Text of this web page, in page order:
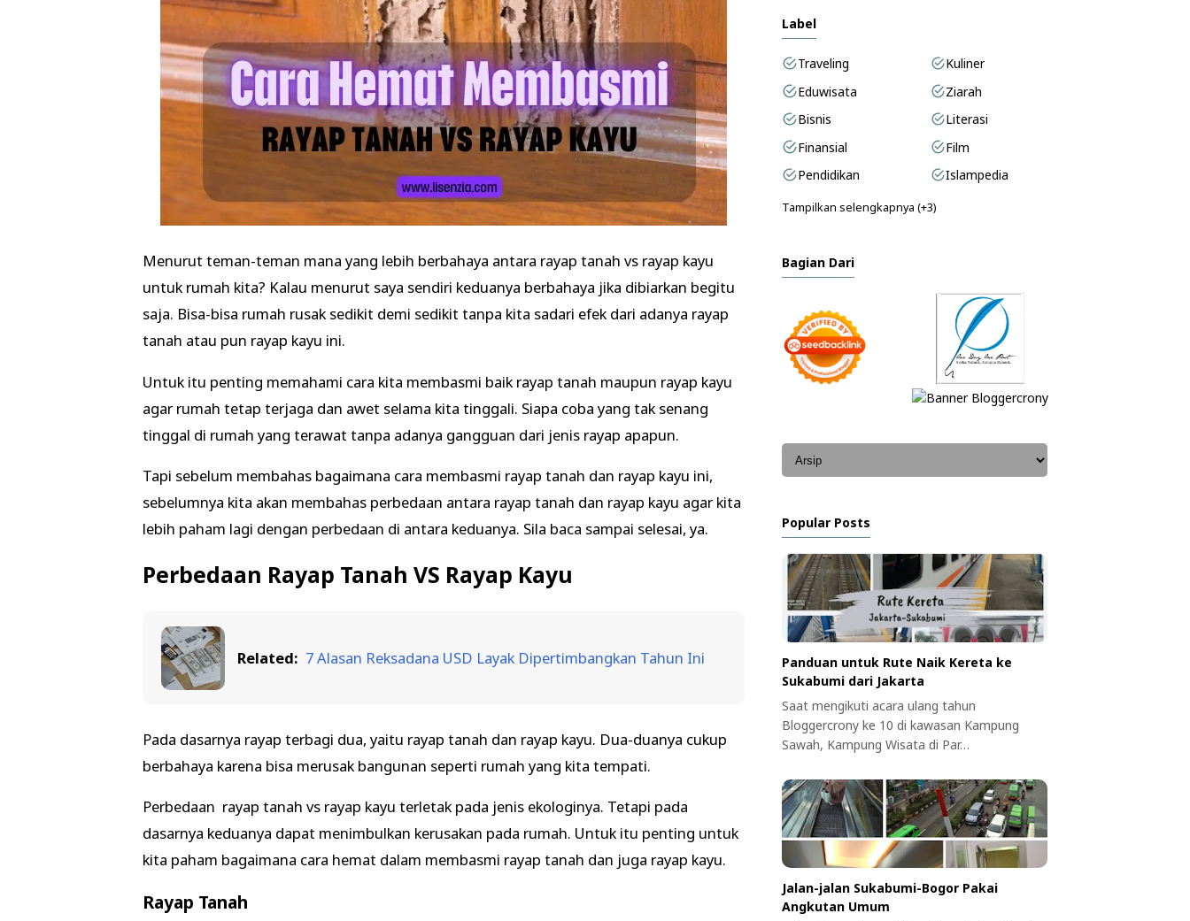
Menurut teman-teman mana yang lebih berbahaya antara rayap tanah vs rayap kayu
untuk rumah kita? Kalau menurut saya sendiri keduanya berbahaya jika dibiarkan begitu
saja. Bisa-bisa rumah rusak sedikit demi sedikit tanpa kita sadari efek dari adanya rayap
tanah atau pun rayap kayu ini.
Untuk itu penting memahami cara kita membasmi baik rayap tanah maupun rayap kayu
agar rumah tetap terjaga dan awet selama kita tinggali. Siapa coba yang tak senang
tinggal di rumah yang terawat tanpa adanya gangguan dari jenis rayap apapun.
Tapi sebelum membahas bagaimana cara membasmi rayap tanah dan rayap kayu ini,
sebelumnya kita akan membahas perbedaan antara rayap tanah dan rayap kayu agar kita
lebih paham lagi dengan perbedaan di antara keduanya. Sila baca sampai selesai, ya.
Perbedaan Rayap Tanah VS Rayap Kayu
Related: 7 Alasan Reksadana USD Layak Dipertimbangkan Tahun Ini
Pada dasarnya rayap terbagi dua, yaitu rayap tanah dan rayap kayu. Dua-duanya cukup
berbahaya karena bisa merusak bangunan seperti rumah yang kita tempati.
Perbedaan rayap tanah vs rayap kayu terletak pada jenis ekologinya. Tetapi pada
dasarnya keduanya dapat menimbulkan kerusakan pada rumah. Untuk itu penting untuk
kita paham bagaimana cara hemat dalam membasmi rayap tanah dan juga rayap kayu.
Rayap Tanah
Label
Traveling
Kuliner
Eduwisata
Ziarah
Bisnis
Literasi
Finansial
Film
Pendidikan
Islampedia
Tampilkan selengkapnya (+3)
Bagian Dari
Popular Posts
Panduan untuk Rute Naik Kereta ke
Sukabumi dari Jakarta
Saat mengikuti acara ulang tahun
Bloggercrony ke 10 di kawasan Kampung
Sawah, Kampung Wisata di Par…
Jalan-jalan Sukabumi-Bogor Pakai
Angkutan Umum